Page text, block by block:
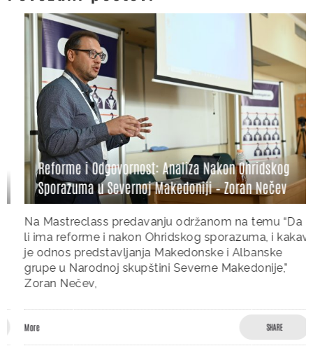
Reforme i Odgovornost: Analiza Nakon Ohridskog
Sporazuma u Severnoj Makedoniji – Zoran Nečev
Na Mastreclass predavanju održanom na temu “Da
li ima reforme i nakon Ohridskog sporazuma, i kakav
je odnos predstavljanja Makedonske i Albanske
grupe u Narodnoj skupštini Severne Makedonije,”
Zoran Nečev,
More SHARE